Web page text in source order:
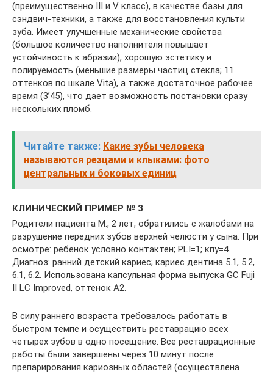
(преимущественно III и V класс), в качестве базы для
сэндвич-техники, а также для восстановления культи
зуба. Имеет улучшенные механические свойства
(большое количество наполнителя повышает
устойчивость к абразии), хорошую эстетику и
полируемость (меньшие размеры частиц стекла; 11
оттенков по шкале Vita), а также достаточное рабочее
время (3’45), что дает возможность постановки сразу
нескольких пломб.
Читайте также: Какие зубы человека
называются резцами и клыками: фото
центральных и боковых единиц
КЛИНИЧЕСКИЙ ПРИМЕР № 3
Родители пациента М., 2 лет, обратились с жалобами на
разрушение передних зубов верхней челюсти у сына. При
осмотре: ребенок условно контактен; PLI=1; кпу=4.
Диагноз: ранний детский кариес; кариес дентина 5.1, 5.2,
6.1, 6.2. Использована капсульная форма выпуска GC Fuji
II LC Improved, оттенок А2.
В силу раннего возраста требовалось работать в
быстром темпе и осуществить реставрацию всех
четырех зубов в одно посещение. Все реставрационные
работы были завершены через 10 минут после
препарирования кариозных областей (осуществлена